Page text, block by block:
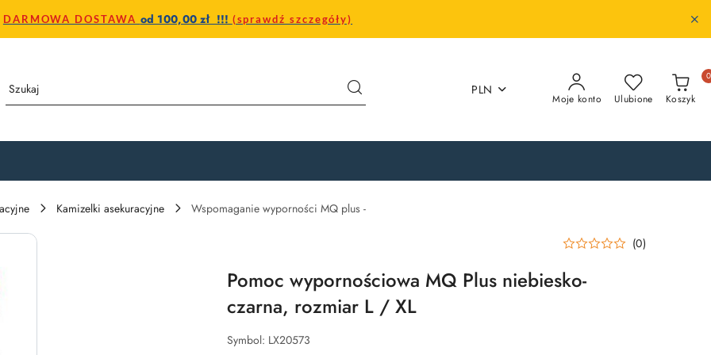
DARMOWA DOSTAWA od 100,00 zł !!! (sprawdź szczegóły)
PLN
Moje konto Ulubione Koszyk
0
Kamizelki asekuracyjne Wspomaganie wyporności MQ plus -
(0)
Pomoc wypornościowa MQ Plus niebiesko-
czarna, rozmiar L / XL
Symbol: LX20573